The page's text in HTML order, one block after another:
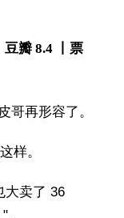
豆瓣 8.4 丨票
哥再形容了。
样。
大卖了 36